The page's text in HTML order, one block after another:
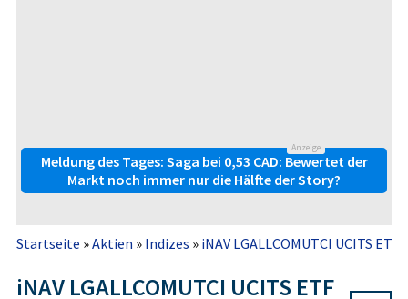
Anzeige
Meldung des Tages: Saga bei 0,53 CAD: Bewertet der
Markt noch immer nur die Hälfte der Story?
Startseite »Aktien » Indizes » iNAV LGALLCOMUTCI UCITS
iNAV LGALLCOMUTCI UCITS ETF